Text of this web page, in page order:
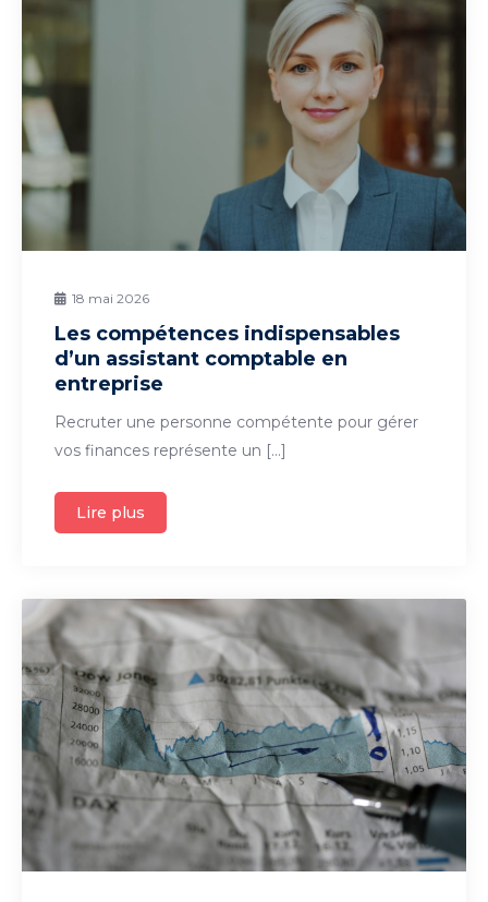
18 mai 2026
Les compétences indispensables
d’un assistant comptable en
entreprise
Recruter une personne compétente pour gérer
vos finances représente un […]
Lire plus